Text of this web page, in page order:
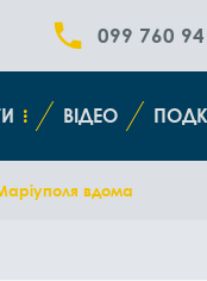
099 760
ВІДЕО
вдома